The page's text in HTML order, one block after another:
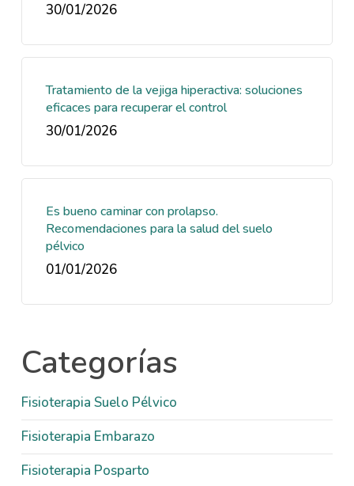
30/01/2026
Tratamiento de la vejiga hiperactiva: soluciones
eficaces para recuperar el control
30/01/2026
Es bueno caminar con prolapso.
Recomendaciones para la salud del suelo
pélvico
01/01/2026
Categorías
Fisioterapia Suelo Pélvico
Fisioterapia Embarazo
Fisioterapia Posparto